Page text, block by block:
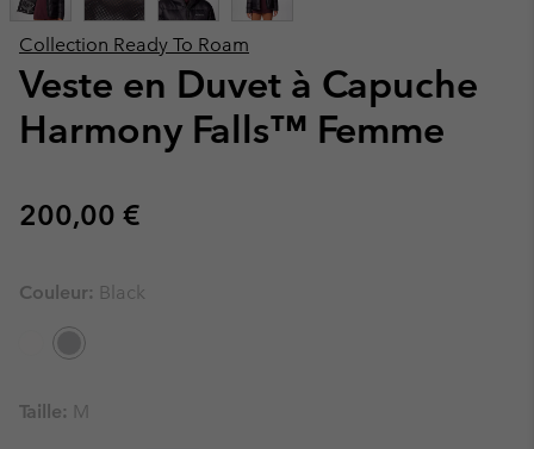
Collection Ready To Roam
Veste en Duvet à Capuche
Harmony Falls™ Femme
Regular price:
200,00 €
Couleur: Black
Taille: M